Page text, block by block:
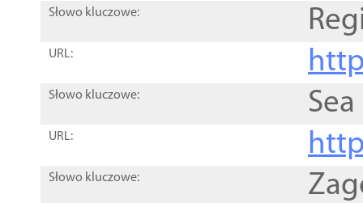
Słowo kluczowe:
URL:
Słowo kluczowe:
URL:
Słowo kluczowe: